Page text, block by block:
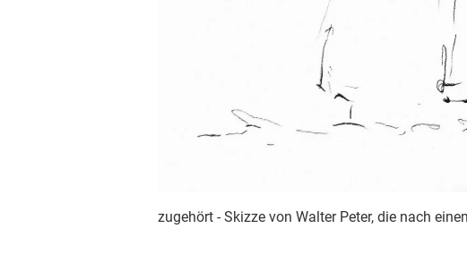
zugehört - Skizze von Walter Peter, die nach